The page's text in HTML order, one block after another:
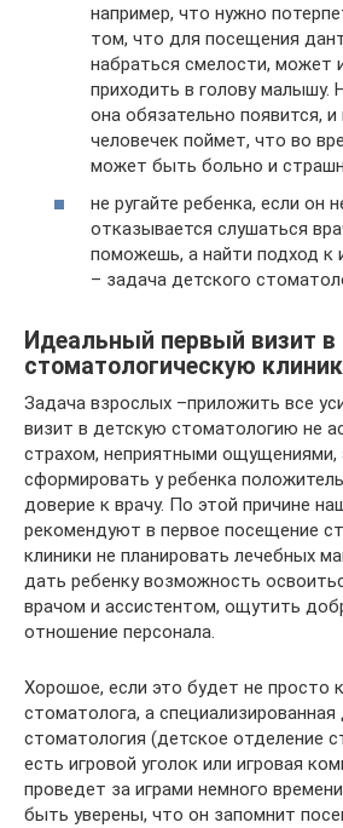
например, что нужно
том, что для посещения
набраться смелости, может
приходить в голову малышу.
она обязательно появится, и
человечек поймет, что во
может быть больно и
не ругайте ребенка, если он
отказывается слушаться
поможешь, а найти подход к
– задача детского
Идеальный первый визит в
стоматологическую
Задача взрослых –приложить все
визит в детскую стоматологию не
страхом, неприятными ощущениями,
сформировать у ребенка
доверие к врачу. По этой причине
рекомендуют в первое посещение
клиники не планировать лечебных
дать ребенку возможность
врачом и ассистентом, ощутить
отношение персонала.
Хорошое, если это будет не просто
стоматолога, а специализированная
стоматология (детское отделение
есть игровой уголок или игровая
проведет за играми немного
быть уверены, что он запомнит